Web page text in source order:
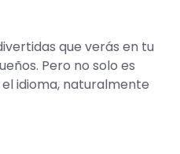
que verás en tu
Pero no solo es
idioma, naturalmente